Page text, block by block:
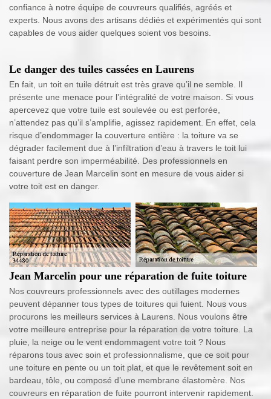
confiance à notre équipe de couvreurs qualifiés, agréés et
experts. Nous avons des artisans dédiés et expérimentés qui sont
capables de vous aider quelques soient vos besoins.
Le danger des tuiles cassées en Laurens
En fait, un toit en tuile détruit est très grave qu’il ne semble. Il
présente une menace pour l’intégralité de votre maison. Si vous
apercevez que votre tuile est soulevée ou est perforée,
n’attendez pas qu’il s’amplifie, agissez rapidement. En effet, cela
risque d’endommager la couverture entière : la toiture va se
dégrader facilement due à l’infiltration d’eau à travers le toit lui
faisant perdre son imperméabilité. Des professionnels en
couverture de Jean Marcelin sont en mesure de vous aider si
votre toit est en danger.
Jean Marcelin pour une réparation de fuite toiture
Nos couvreurs professionnels avec des outillages modernes
peuvent dépanner tous types de toitures qui fuient. Nous vous
procurons les meilleurs services à Laurens. Nous voulons être
votre meilleure entreprise pour la réparation de votre toiture. La
pluie, la neige ou le vent endommagent votre toit ? Nous
réparons tous avec soin et professionnalisme, que ce soit pour
une toiture en pente ou un toit plat, et que le revêtement soit en
bardeau, tôle, ou composé d’une membrane élastomère. Nos
couvreurs en réparation de fuite pourront intervenir rapidement.